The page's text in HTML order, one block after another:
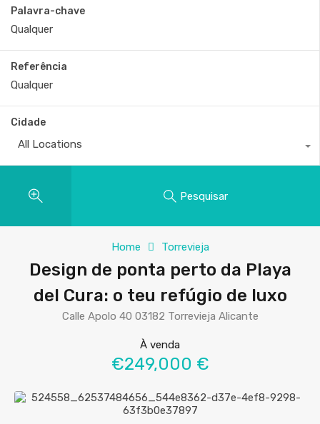
Palavra-chave
Referência
Cidade
All Locations
Pesquisar
Home Torrevieja
Design de ponta perto da Playa
del Cura: o teu refúgio de luxo
Calle Apolo 40 03182 Torrevieja Alicante
À venda
€249,000 €